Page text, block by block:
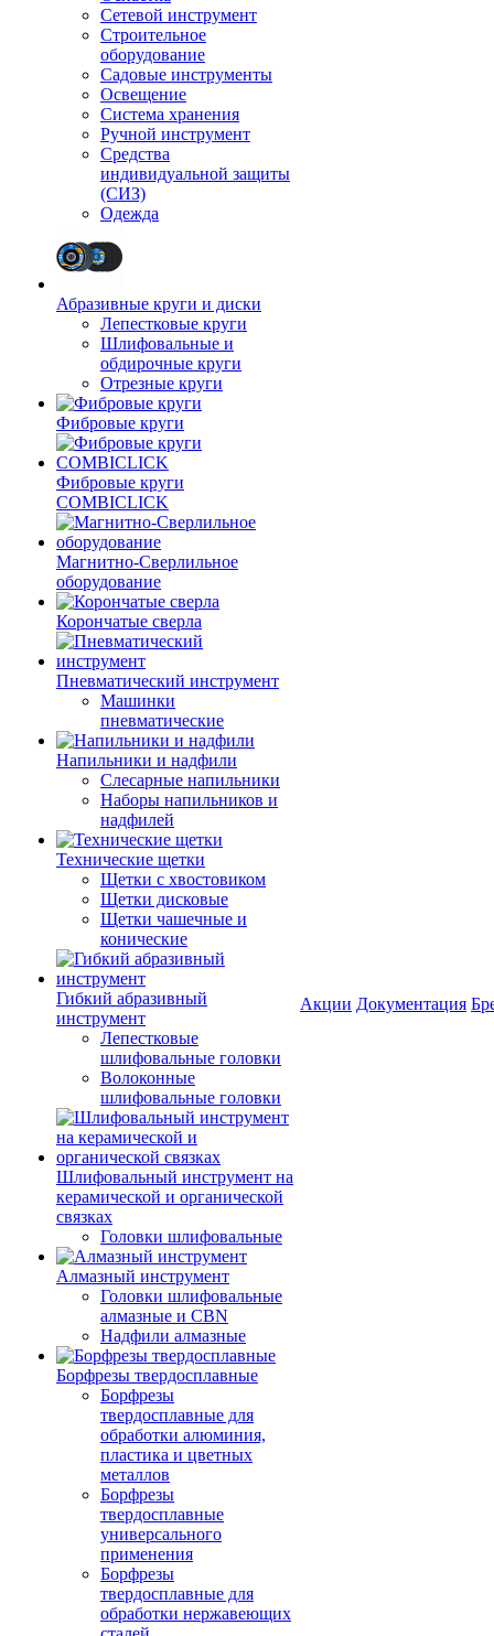
Сетевой инструмент
Строительное
оборудование
Садовые инструменты
Освещение
Система хранения
Ручной инструмент
Средства
индивидуальной защиты
(СИЗ)
Одежда
Абразивные круги и диски
Лепестковые круги
Шлифовальные и
обдирочные круги
Отрезные круги
Фибровые круги
Фибровые круги
COMBICLICK
Магнитно-Сверлильное
оборудование
Корончатые сверла
Пневматический инструмент
Машинки
пневматические
Напильники и надфили
Слесарные напильники
Наборы напильников и
надфилей
Технические щетки
Щетки с хвостовиком
Щетки дисковые
Щетки чашечные и
конические
Гибкий абразивный
инструмент
Лепестковые
шлифовальные головки
Волоконные
шлифовальные головки
Шлифовальный инструмент на
керамической и органической
связках
Головки шлифовальные
Алмазный инструмент
Головки шлифовальные
алмазные и CBN
Надфили алмазные
Борфрезы твердосплавные
Борфрезы
твердосплавные для
обработки алюминия,
пластика и цветных
металлов
Борфрезы
твердосплавные
универсального
применения
Борфрезы
твердосплавные для
обработки нержавеющих
Акции Документация